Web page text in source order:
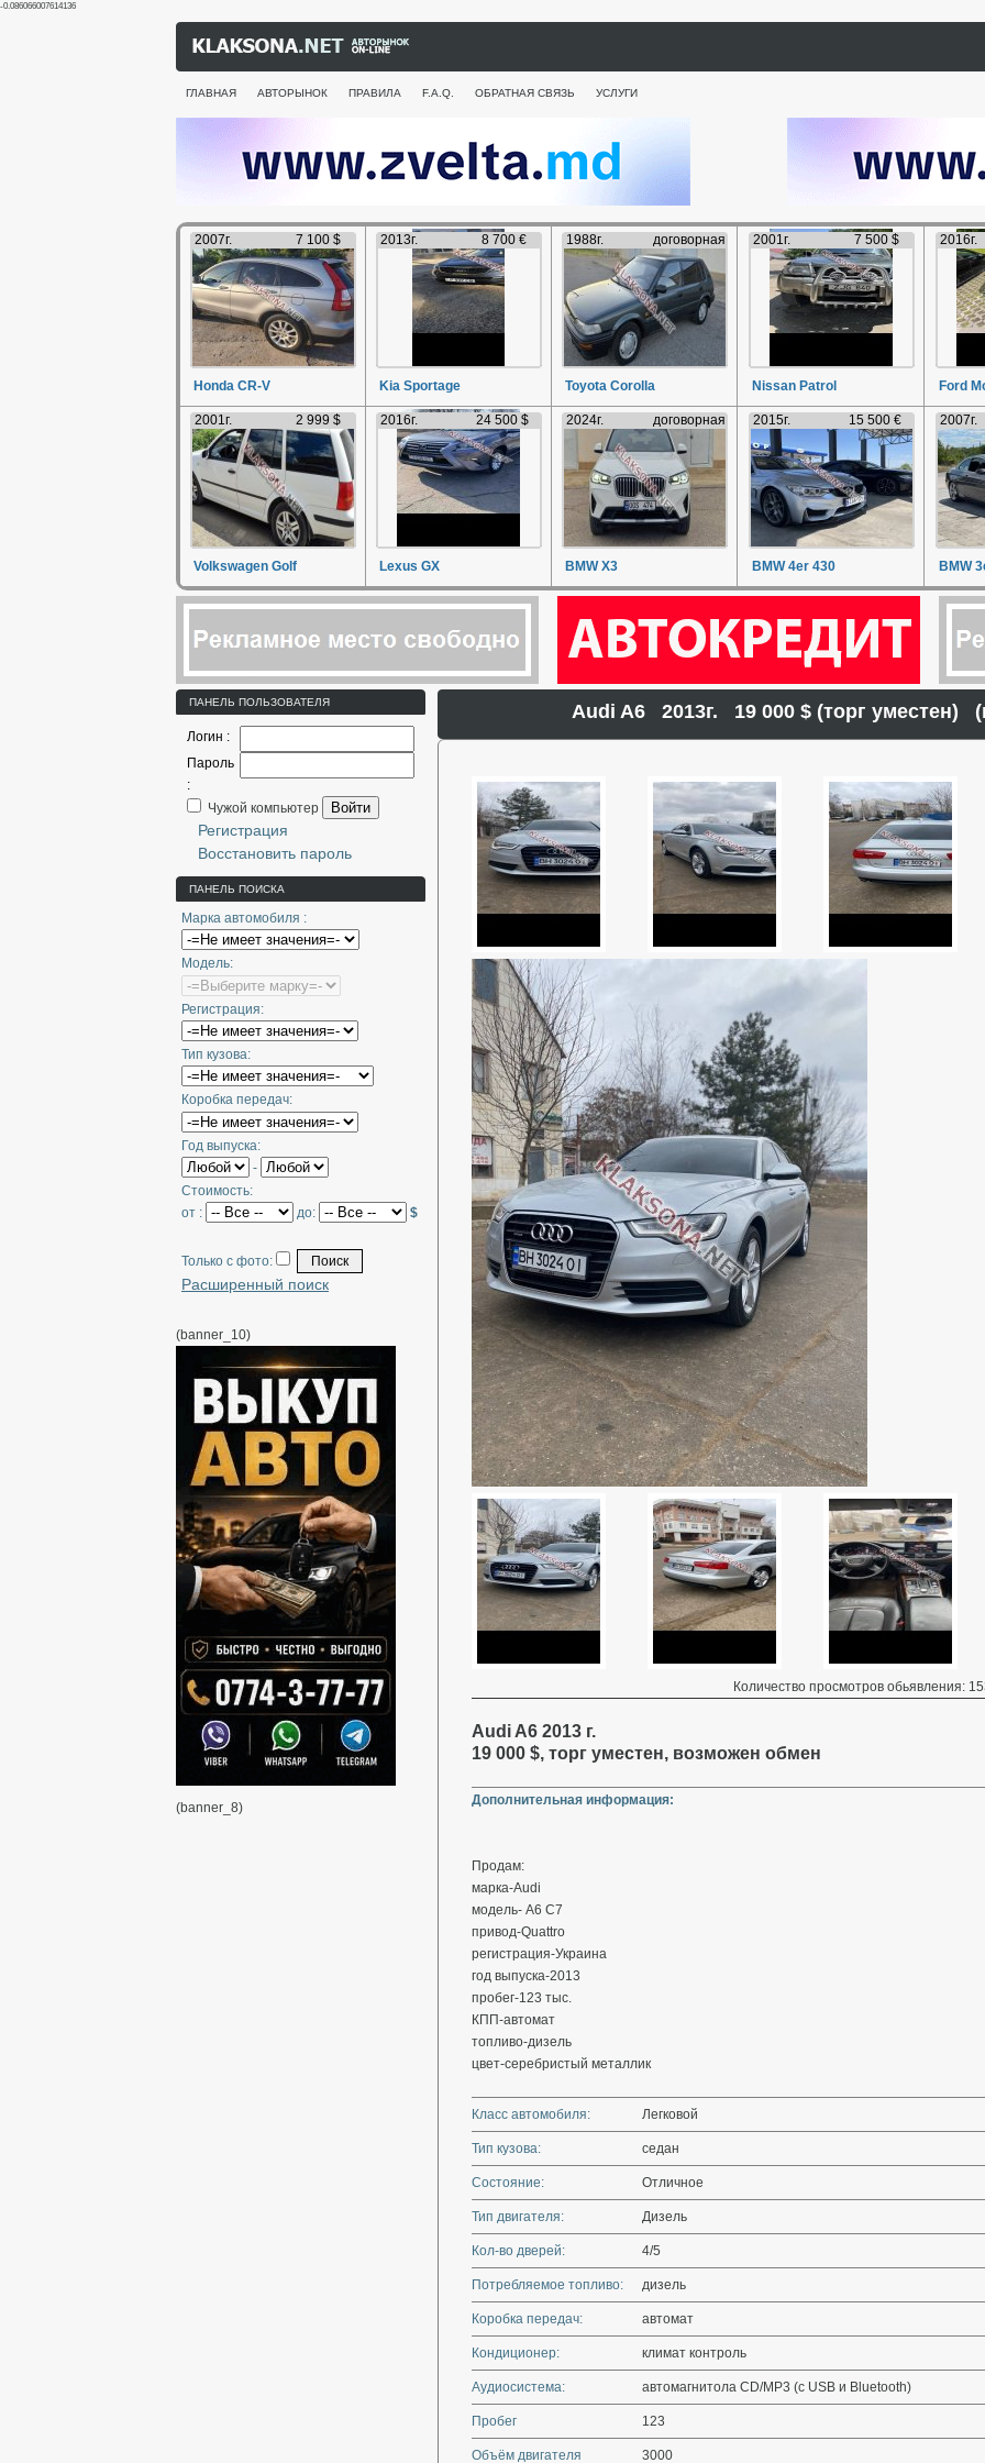
-0.086066007614136
ГЛАВНАЯ АВТОРЫНОК ПРАВИЛА F.A.Q. ОБРАТНАЯ СВЯЗЬ УСЛУГИ
2007г. 7 100 $
Honda CR-V
2013г. 8 700 €
Kia Sportage
1988г. договорная
Toyota Corolla
2001г. 7 500 $
Nissan Patrol
2016г.
Ford
2001г. 2 999 $
Volkswagen Golf
2016г. 24 500 $
Lexus GX
2024г. договорная
BMW X3
2015г. 15 500 €
BMW 4er 430
2007г.
BMW
ПАНЕЛЬ ПОЛЬЗОВАТЕЛЯ
Логин :
Пароль
:
Чужой компьютер
Войти
Регистрация
Восстановить пароль
ПАНЕЛЬ ПОИСКА
Марка автомобиля :
Модель:
Регистрация:
Тип кузова:
Коробка передач:
Год выпуска:
-
Стоимость:
от :
до: $
Только с фото:
Расширенный поиск
(banner_10)
(banner_8)
Audi A6 2013г. 19 000 $ (торг уместен)
Количество просмотров обьявления:
Audi A6 2013 г.
19 000 $, торг уместен, возможен обмен
Дополнительная информация:
Продам:
марка-Audi
модель- A6 C7
привод-Quattro
регистрация-Украина
год выпуска-2013
пробег-123 тыс.
КПП-автомат
топливо-дизель
цвет-серебристый металлик
Класс автомобиля: Легковой
Тип кузова: седан
Состояние: Отличное
Тип двигателя: Дизель
Кол-во дверей: 4/5
Потребляемое топливо: дизель
Коробка передач: автомат
Кондиционер: климат контроль
Аудиосистема: автомагнитола CD/MP3 (с USB и Bluetooth)
Пробег 123
Объём двигателя 3000